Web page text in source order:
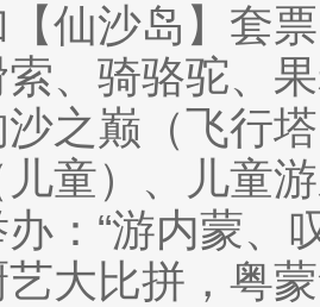
仙沙岛】套
、骑骆驼、
之巅（飞行
童）、儿童
：“游内蒙、
艺大比拼，粤